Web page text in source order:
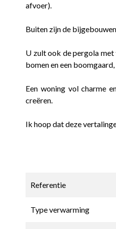
afvoer).
Buiten zijn de
U zult ook de pergola met
bomen en een
Een woning vol charme
creëren.
Ik hoop dat deze
Referentie
Type verwarming